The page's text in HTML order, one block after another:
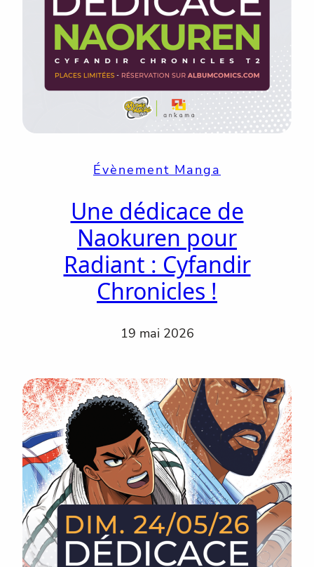
Évènement Manga
Une dédicace de
Naokuren pour
Radiant : Cyfandir
Chronicles !
19 mai 2026